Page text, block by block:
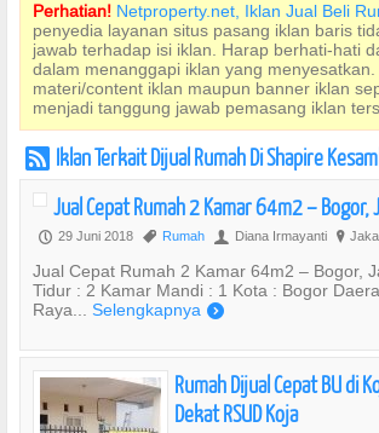
Perhatian! Netproperty.net, Iklan Jual Beli
penyedia layanan situs pasang iklan baris
jawab terhadap isi iklan. Harap berhati-hati
dalam menanggapi iklan yang menyesatkan.
materi/content iklan maupun banner iklan
menjadi tanggung jawab pemasang iklan
r Iklan Terkait Dijual Rumah Di Shapire
Jual Cepat Rumah 2 Kamar 64m2 – Bogor,
P 29 Juni 2018 , Rumah U Diana Irmayanti ?
Jual Cepat Rumah 2 Kamar 64m2 – Bogor,
Tidur : 2 Kamar Mandi : 1 Kota : Bogor
Raya... Selengkapnya )
Rumah Dijual Cepat BU di
Dekat RSUD Koja